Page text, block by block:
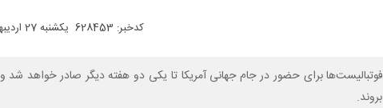
کدخبر: 628453 یکشنبه 27 اردیبهشت 1405
برای حضور در جام جهانی آمریکا تا یکی دو هفته دیگر صادر خواهد شد